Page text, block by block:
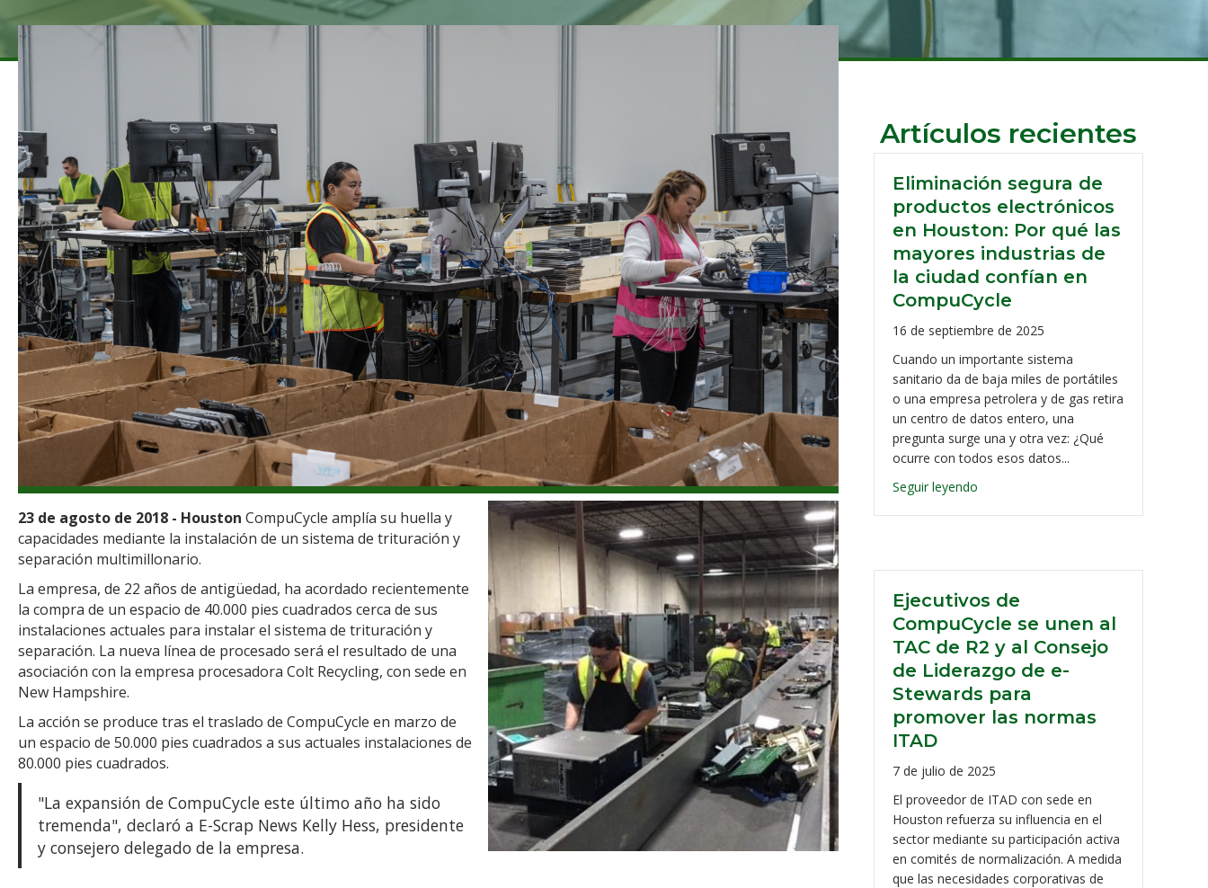
23 de agosto de 2018 - Houston CompuCycle amplía su huella y
capacidades mediante la instalación de un sistema de trituración y
separación multimillonario.
La empresa, de 22 años de antigüedad, ha acordado recientemente
la compra de un espacio de 40.000 pies cuadrados cerca de sus
instalaciones actuales para instalar el sistema de trituración y
separación. La nueva línea de procesado será el resultado de una
asociación con la empresa procesadora Colt Recycling, con sede en
New Hampshire.
La acción se produce tras el traslado de CompuCycle en marzo de
un espacio de 50.000 pies cuadrados a sus actuales instalaciones de
80.000 pies cuadrados.
"La expansión de CompuCycle este último año ha sido
tremenda", declaró a E-Scrap News Kelly Hess, presidente
y consejero delegado de la empresa.
Artículos recientes
Eliminación segura de
productos electrónicos
en Houston: Por qué las
mayores industrias de
la ciudad confían en
CompuCycle
16 de septiembre de 2025
Cuando un importante sistema
sanitario da de baja miles de portátiles
o una empresa petrolera y de gas retira
un centro de datos entero, una
pregunta surge una y otra vez: ¿Qué
ocurre con todos esos datos...
Seguir leyendo
Ejecutivos de
CompuCycle se unen al
TAC de R2 y al Consejo
de Liderazgo de e-
Stewards para
promover las normas
ITAD
7 de julio de 2025
El proveedor de ITAD con sede en
Houston refuerza su influencia en el
sector mediante su participación activa
en comités de normalización. A medida
que las necesidades corporativas de